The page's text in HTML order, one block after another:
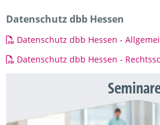
Datenschutz dbb Hessen
Datenschutz dbb Hessen -
Datenschutz dbb Hessen -